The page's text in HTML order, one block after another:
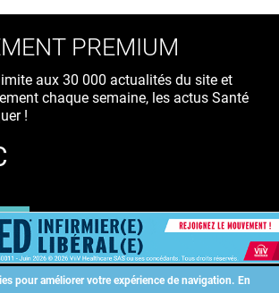
pour améliorer votre expérience de navigation. En
PREMIUM
aux 30 000 actualités du site et
chaque semaine, les actus Santé
!